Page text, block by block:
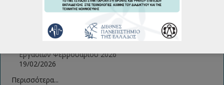
Πρόγραμμα Εξεταστικής Περιόδου Εαρινού Εξαμήνου
2025-26
18/06/2026
Εργασιών Φεβρουάριου 2026
19/02/2026
Περισσότερα...